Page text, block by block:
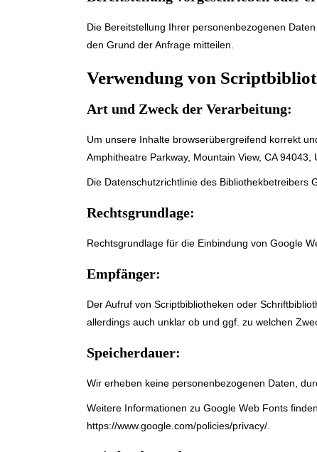
Die Bereitstellung Ihrer personenbezogenen
den Grund der Anfrage mitteilen.
Verwendung von
Art und Zweck der Verarbeitung:
Um unsere Inhalte browserübergreifend korrekt
Amphitheatre Parkway, Mountain View, CA 94043,
Die Datenschutzrichtlinie des Bibliothekbetreibers
Rechtsgrundlage:
Rechtsgrundlage für die Einbindung von Google
Empfänger:
Der Aufruf von Scriptbibliotheken oder
allerdings auch unklar ob und ggf. zu welchen
Speicherdauer:
Wir erheben keine personenbezogenen Daten,
Weitere Informationen zu Google Web Fonts
https://www.google.com/policies/privacy/